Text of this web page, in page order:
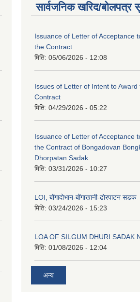
सार्वजनिक खरिद/बोलपत्र
Issuance of Letter of Acceptance
the Contract
मिति: 05/06/2026 - 12:08
Issues of Letter of Intent to Award
Contract
मिति: 04/29/2026 - 05:22
Issuance of Letter of Acceptance
the Contract of Bongadovan
Dhorpatan Sadak
मिति: 03/31/2026 - 10:27
LOI, बोंगादोभान-बोंगाखानी-ढोरपाटन सडक
मिति: 03/24/2026 - 15:23
LOA OF SILGUM DHURI SADAK
मिति: 01/08/2026 - 12:04
अन्य